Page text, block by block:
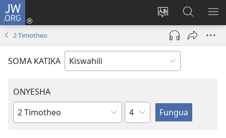
JW.ORG
Badili
lugha
ya
tovuti
Ingia
(opens
window)
Tafuta
Katika
JW.ORG
2 Timotheo
SOMA KATIKA
ONYESHA
Kitabu
Sura